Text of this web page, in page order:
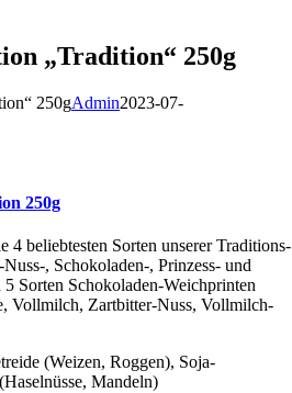
„Tradition“ 250g
250gAdmin2023-07-
250g
4 beliebtesten Sorten unserer Traditions-
, Schokoladen-, Prinzess- und
Sorten Schokoladen-Weichprinten
Vollmilch, Zartbitter-Nuss, Vollmilch-
(Weizen, Roggen), Soja-
Mandeln)